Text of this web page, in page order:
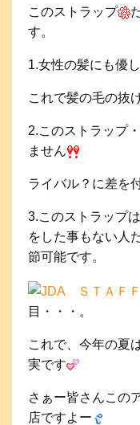
このストラップ
す。
1.女性の髪にも優
これで髪の毛の抜
2.このストラップ
ません
ライバル？に差を
3.このストラップ
をした事もない人
節可能です。
目・・・。
これで、今年の夏
実です
さぁー皆さんこの
店ですよー